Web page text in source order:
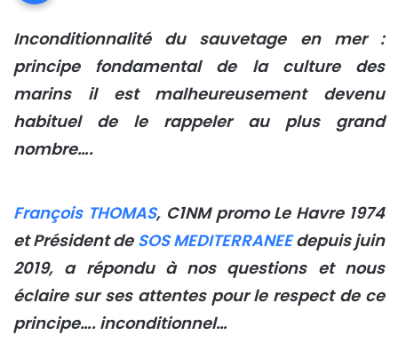
Inconditionnalité du sauvetage en mer :
principe fondamental de la culture des
marins il est malheureusement devenu
habituel de le rappeler au plus grand
nombre….
François THOMAS, C1NM promo Le Havre 1974
et Président de SOS MEDITERRANEEdepuis juin
2019, a répondu à nos questions et nous
éclaire sur ses attentes pour le respect de ce
principe…. inconditionnel…